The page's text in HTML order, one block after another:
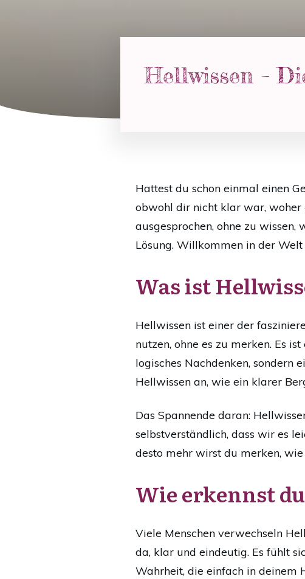
Hellwissen –
Hattest du schon einmal einen
obwohl dir nicht klar war, woher
ausgesprochen, ohne zu
Lösung. Willkommen in der Welt
Was ist
Hellwissen ist einer der
nutzen, ohne es zu merken. Es
logisches Nachdenken, sondern
Hellwissen an, wie ein klarer
Das Spannende daran:
selbstverständlich, dass wir es
desto mehr wirst du merken,
Wie erkennst
Viele Menschen verwechseln
da, klar und eindeutig. Es fühlt
Wahrheit, die einfach in deinem